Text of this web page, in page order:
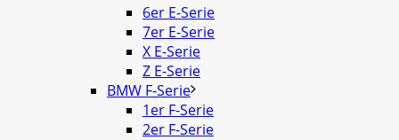
6er E-Serie
7er E-Serie
X E-Serie
Z E-Serie
BMW F-Serie
1er F-Serie
2er F-Serie